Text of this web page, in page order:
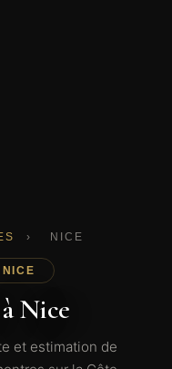
› NICE
Nice
et estimation de